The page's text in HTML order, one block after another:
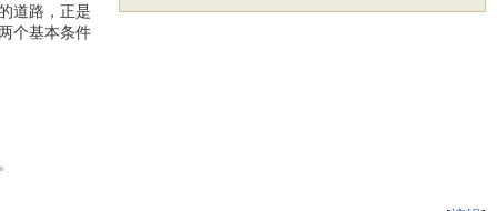
道路，正是
个基本条件